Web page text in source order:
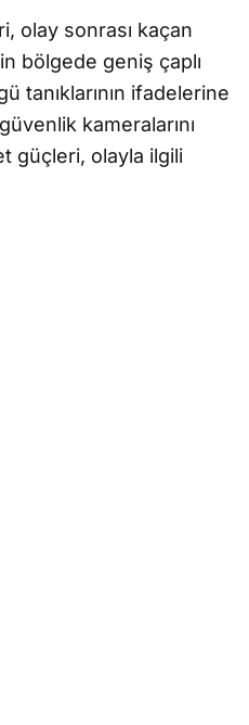
olay sonrası kaçan
bölgede geniş çaplı
tanıklarının ifadelerine
kameralarını
güçleri, olayla ilgili